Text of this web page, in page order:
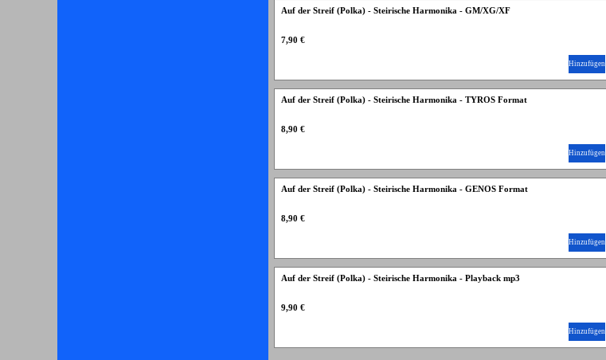
Auf der Streif (Polka) - Steirische Harmonika - GM/XG/XF
7,90 €
Hinzufügen
Auf der Streif (Polka) - Steirische Harmonika - TYROS Format
8,90 €
Hinzufügen
Auf der Streif (Polka) - Steirische Harmonika - GENOS Format
8,90 €
Hinzufügen
Auf der Streif (Polka) - Steirische Harmonika - Playback mp3
9,90 €
Hinzufügen